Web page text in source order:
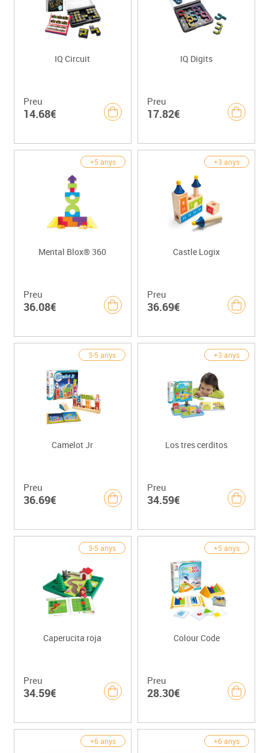
IQ Circuit
Preu
14.68€
IQ Digits
Preu
17.82€
+5 anys
Mental Blox® 360
Preu
36.08€
+3 anys
Castle Logix
Preu
36.69€
3-5 anys
Camelot Jr
Preu
36.69€
+3 anys
Los tres cerditos
Preu
34.59€
3-5 anys
Caperucita roja
Preu
34.59€
+5 anys
Colour Code
Preu
28.30€
+6 anys +6 anys